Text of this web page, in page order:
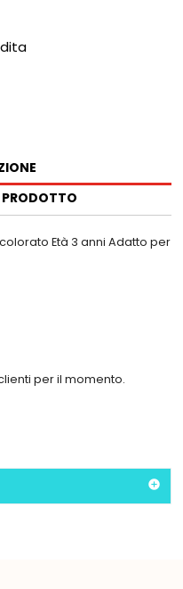
Età 3 anni Adatto per
per il momento.
